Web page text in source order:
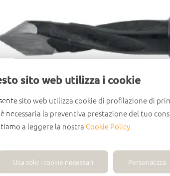
sito web utilizza i cookie
sito web utilizza cookie di profilazione di
necessaria la preventiva prestazione del tuo
a leggere la nostra Cookie Policy
Usa solo i cookie necessari Personalizza